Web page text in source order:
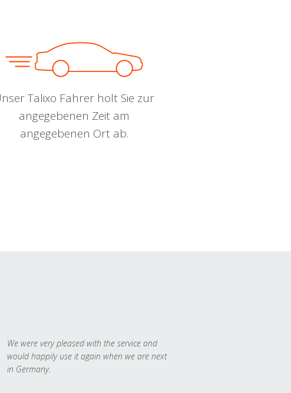
Talixo Fahrer holt Sie zur
angegebenen Zeit am
angegebenen Ort ab.
We were very pleased with the service and
would happily use it again when we are next
in Germany.